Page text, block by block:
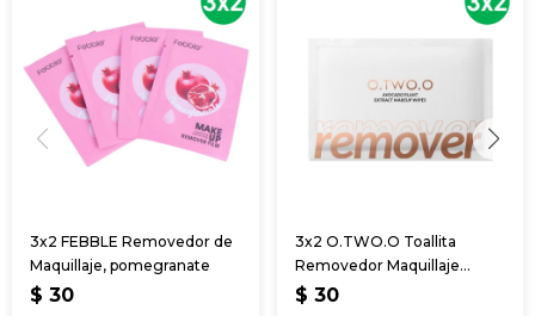
3x2 FEBBLE Removedor de
Maquillaje, pomegranate
$ 30
3x2 O.TWO.O Toallita
Removedor Maquillaje
extracto Palta
$ 30